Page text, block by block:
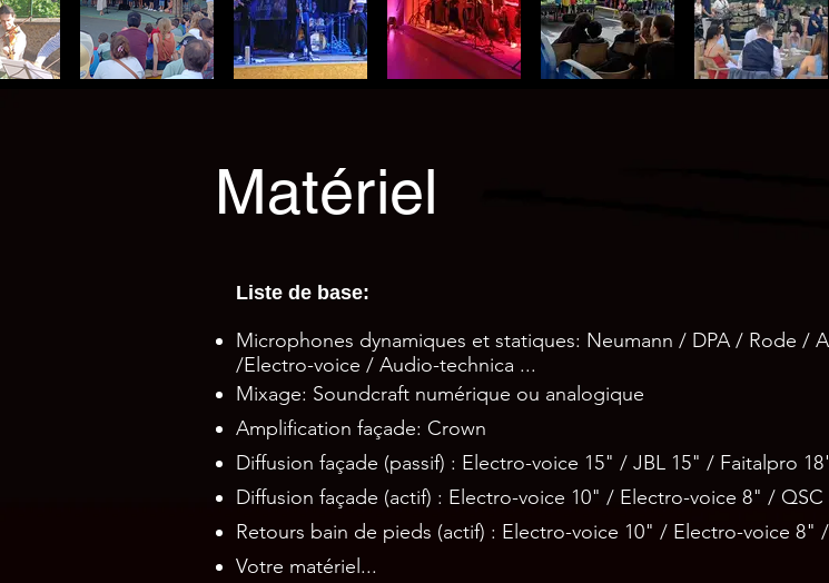
Matériel
Liste de base:
Microphones dynamiques et statiques: Neumann / DPA / Rode /
/Electro-voice / Audio-technica ...
Mixage: Soundcraft numérique ou analogique
Amplification façade: Crown
Diffusion façade (passif) : Electro-voice 15" / JBL 15" / Faitalpro
Diffusion façade (actif) : Electro-voice 10" / Electro-voice 8" / QSC
Retours bain de pieds (actif) : Electro-voice 10" / Electro-voice 8"
Votre matériel...